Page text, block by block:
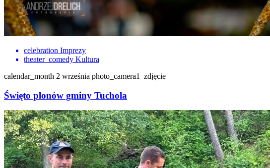
celebration Imprezy
theater_comedy Kultura
calendar_month 2 września photo_camera1 zdjęcie
Święto plonów gminy Tuchola